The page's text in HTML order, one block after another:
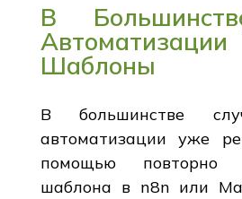
В
Шаблоны
В большинстве
автоматизации уже
помощью повторно
шаблона в n8n или